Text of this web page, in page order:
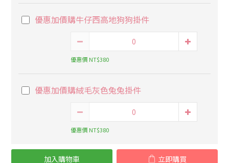
優惠加價購牛仔西高地狗狗掛件
優惠價 NT$380
優惠加價購絨毛灰色兔兔掛件
優惠價 NT$380
加入購物車 立即購買